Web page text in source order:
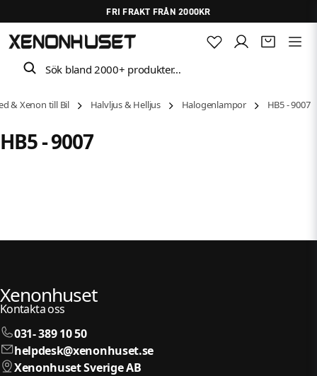
FRI FRAKT FRÅN 2000KR
Sök bland 2000+ produkter…
& Xenon till Bil Halvljus & Helljus Halogenlampor HB5 - 9007
HB5 - 9007
Xenonhuset
Kontakta oss
031- 389 10 50
helpdesk@xenonhuset.se
Xenonhuset Sverige AB